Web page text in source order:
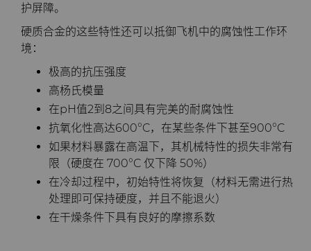
6UDPlus钢帘线拉拔牌号
护屏障。
硬质合金的这些特性还可以抵御飞机中的腐蚀性工作环
境：
极高的抗压强度
高杨氏模量
在pH值2到8之间具有完美的耐腐蚀性
抗氧化性高达600°C，在某些条件下甚至900°C
如果材料暴露在高温下，其机械特性的损失非常有
限（硬度在 700°C 仅下降 50%）
在冷却过程中，初始特性将恢复（材料无需进行热
处理即可保持硬度，并且不能退火）
在干燥条件下具有良好的摩擦系数